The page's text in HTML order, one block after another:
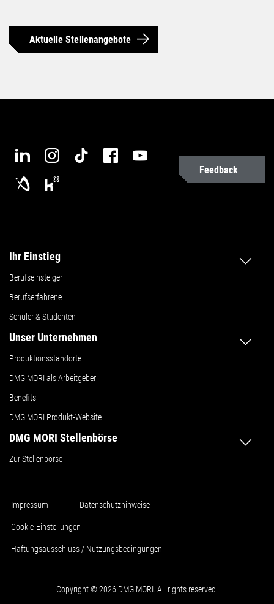
Aktuelle Stellenangebote
Feedback
Ihr Einstieg
Berufseinsteiger
Berufserfahrene
Schüler & Studenten
Unser Unternehmen
Produktionsstandorte
DMG MORI als Arbeitgeber
Benefits
DMG MORI Produkt-Website
DMG MORI Stellenbörse
Zur Stellenbörse
Impressum Datenschutzhinweise
Cookie-Einstellungen
Haftungsausschluss / Nutzungsbedingungen
Copyright © 2026 DMG MORI. All rights reserved.